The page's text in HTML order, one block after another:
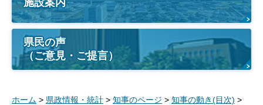
県民の声
（ご意見・ご提言）
ホーム > 県政情報・統計 > 知事のページ > 知事の動き(目次) >